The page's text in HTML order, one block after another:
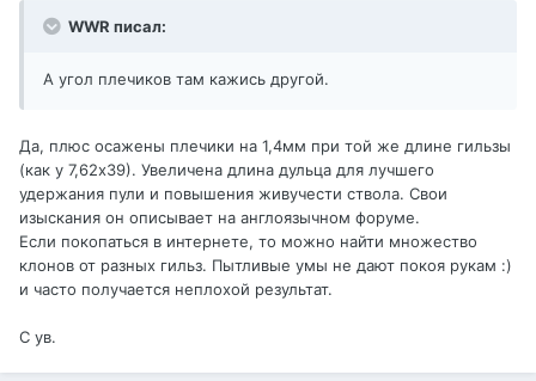
WWR писал:
А угол плечиков там кажись другой.
Да, плюс осажены плечики на 1,4мм при той же длине гильзы
(как у 7,62х39). Увеличена длина дульца для лучшего
удержания пули и повышения живучести ствола. Свои
изыскания он описывает на англоязычном форуме.
Если покопаться в интернете, то можно найти множество
клонов от разных гильз. Пытливые умы не дают покоя рукам :)
и часто получается неплохой результат.
С ув.